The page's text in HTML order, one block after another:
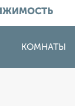
КОМНАТЫ